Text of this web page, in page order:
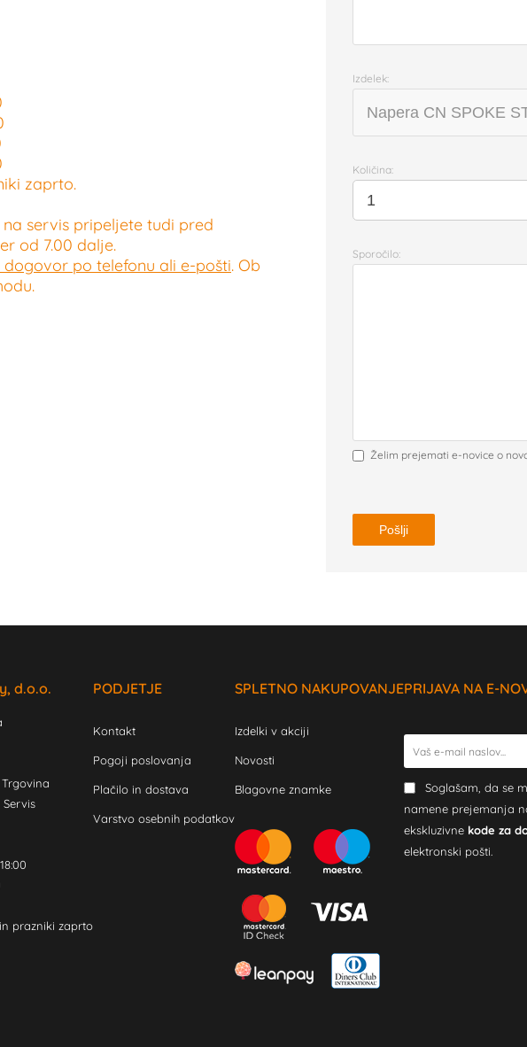
Izdelek:
Količina:
Sporočilo:
Želim prejemati e-novice o
zaprto.
na servis pripeljete tudi pred
od 7.00 dalje.
po telefonu ali e-pošti. Ob
d.o.o.
Trgovina
Servis
prazniki zaprto
PODJETJE
Kontakt
Pogoji poslovanja
Plačilo in dostava
Varstvo osebnih podatkov
SPLETNO NAKUPOVANJE
Izdelki v akciji
Novosti
Blagovne znamke
PRIJAVA NA E-
Soglašam, da se
namene prejemanja
ekskluzivne kode za
elektronski pošti.